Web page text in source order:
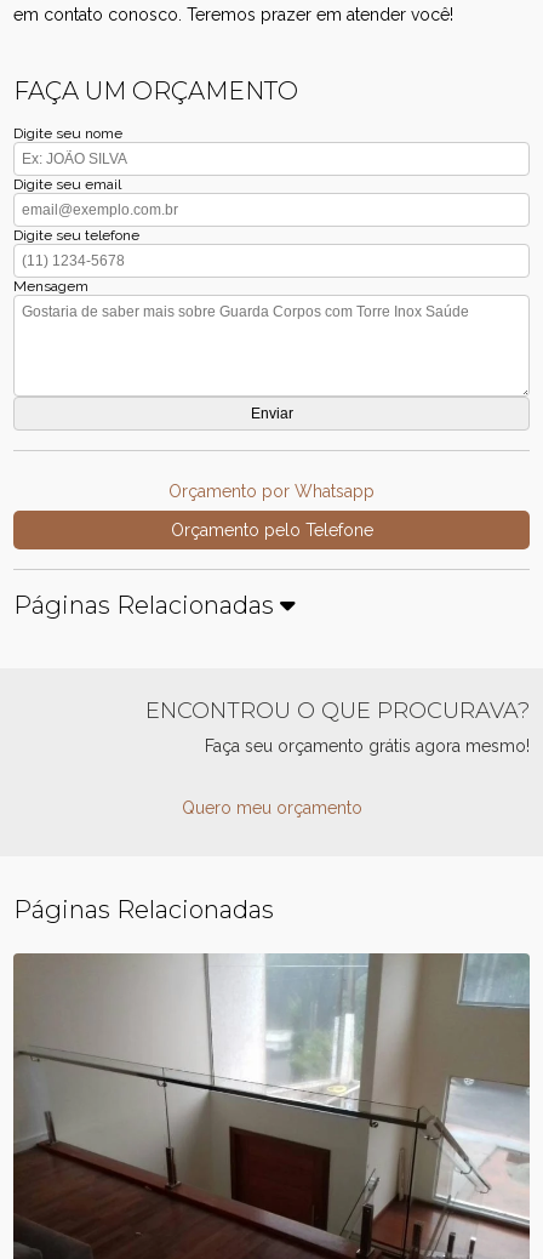
em contato conosco. Teremos prazer em atender você!
FAÇA UM ORÇAMENTO
Digite seu nome
Digite seu email
Digite seu telefone
Mensagem
Orçamento por Whatsapp
Orçamento pelo Telefone
Páginas Relacionadas
ENCONTROU O QUE PROCURAVA?
Faça seu orçamento grátis agora mesmo!
Quero meu orçamento
Páginas Relacionadas